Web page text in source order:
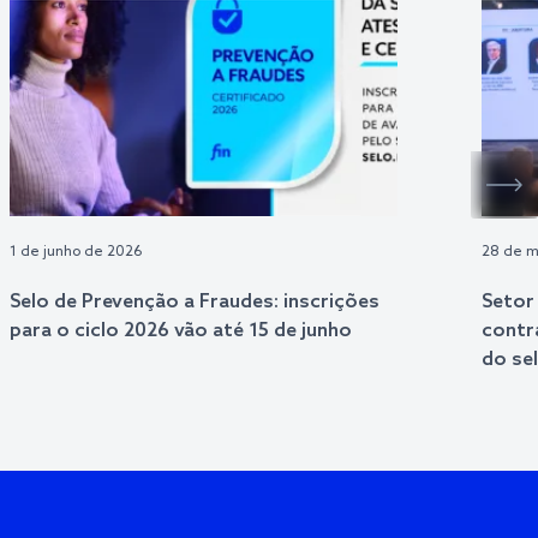
1 de junho de 2026
Selo de Prevenção a Fraudes: inscrições
para o ciclo 2026 vão até 15 de junho
28 de
do